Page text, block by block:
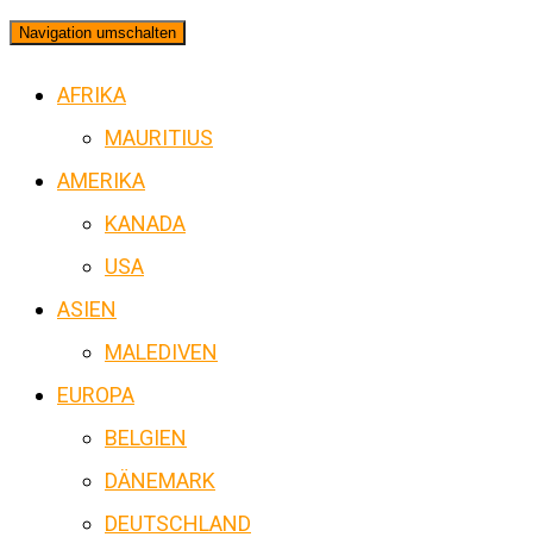
Navigation umschalten
AFRIKA
MAURITIUS
AMERIKA
KANADA
USA
ASIEN
MALEDIVEN
EUROPA
BELGIEN
DÄNEMARK
DEUTSCHLAND